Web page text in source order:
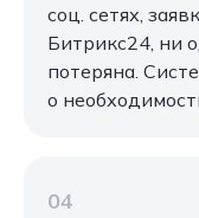
соц. сетях,
Битрикс24, ни
потеряна.
о
04